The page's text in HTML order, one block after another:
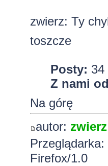
zwierz: Ty
toszcze
Posty: 34
Z nami
Na górę
autor: zwierz
Firefox/1.0